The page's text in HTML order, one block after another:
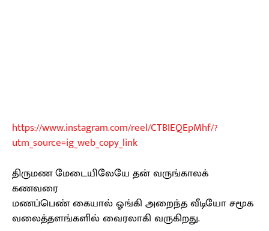
https://www.instagram.com/reel/CTBIEQEpMhf/?
utm_source=ig_web_copy_link
திருமண மேடையிலேயே தன் வருங்காலக்
கணவரை
மணப்பெண் கையால் ஓங்கி அறைந்த வீடியோ சமூக
வலைத்தளங்களில் வைரலாகி வருகிறது.